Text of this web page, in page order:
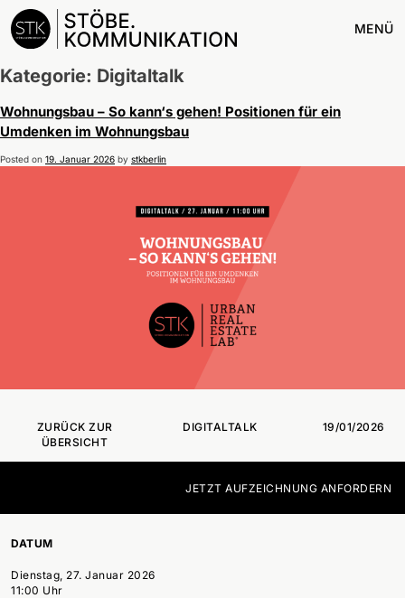
MENÜ
Kategorie: Digitaltalk
Wohnungsbau – So kann‘s gehen! Positionen für ein
Umdenken im Wohnungsbau
Posted on 19. Januar 2026 by stkberlin
ZURÜCK ZUR
ÜBERSICHT
DIGITALTALK 19/01/2026
JETZT AUFZEICHNUNG ANFORDERN
DATUM
Dienstag, 27. Januar 2026
11:00 Uhr